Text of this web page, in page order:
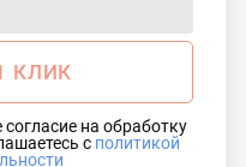
КЛИК
на обработку
с политикой